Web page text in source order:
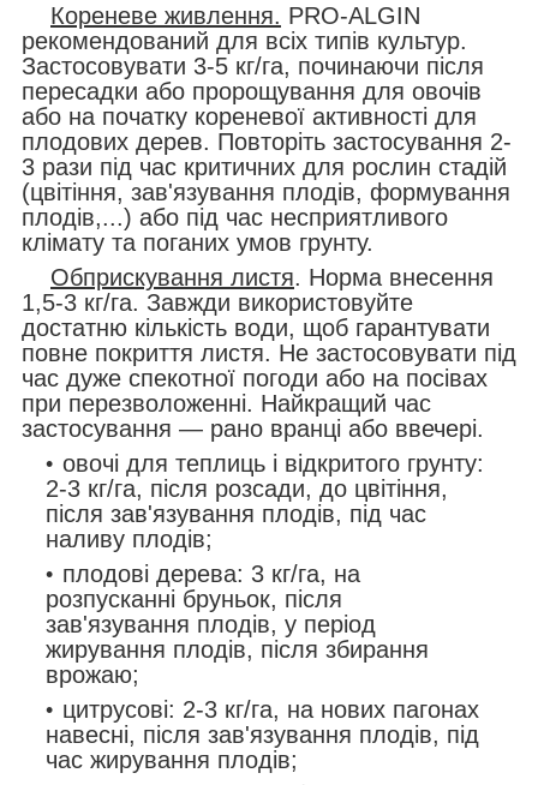
Кореневе живлення. PRO-ALGIN
рекомендований для всіх типів культур.
Застосовувати 3-5 кг/га, починаючи після
пересадки або пророщування для овочів
або на початку кореневої активності для
плодових дерев. Повторіть застосування 2-
3 рази під час критичних для рослин стадій
(цвітіння, зав'язування плодів, формування
плодів,...) або під час несприятливого
клімату та поганих умов грунту.
Обприскування листя. Норма внесення
1,5-3 кг/га. Завжди використовуйте
достатню кількість води, щоб гарантувати
повне покриття листя. Не застосовувати під
час дуже спекотної погоди або на посівах
при перезволоженні. Найкращий час
застосування — рано вранці або ввечері.
овочі для теплиць і відкритого грунту:
2-3 кг/га, після розсади, до цвітіння,
після зав'язування плодів, під час
наливу плодів;
плодові дерева: 3 кг/га, на
розпусканні бруньок, після
зав'язування плодів, у період
жирування плодів, після збирання
врожаю;
цитрусові: 2-3 кг/га, на нових пагонах
навесні, після зав'язування плодів, під
час жирування плодів;